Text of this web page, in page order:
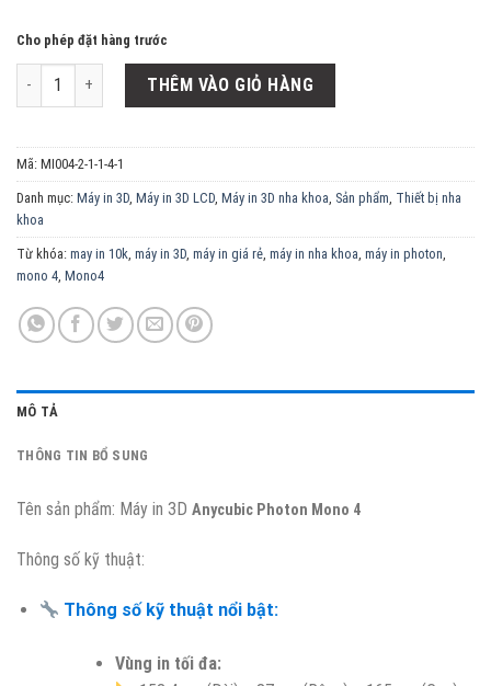
Cho phép đặt hàng trước
Máy in 3D Anycubic Photon Mono 4 số lượng
THÊM VÀO GIỎ HÀNG
Mã: MI004-2-1-1-4-1
Danh mục: Máy in 3D, Máy in 3D LCD, Máy in 3D nha khoa, Sản phẩm, Thiết bị nha
khoa
Từ khóa: may in 10k, máy in 3D, máy in giá rẻ, máy in nha khoa, máy in photon,
mono 4, Mono4
MÔ TẢ
THÔNG TIN BỔ SUNG
Tên sản phẩm: Máy in 3D Anycubic Photon Mono 4
Thông số kỹ thuật:
Thông số kỹ thuật nổi bật:
Vùng in tối đa: